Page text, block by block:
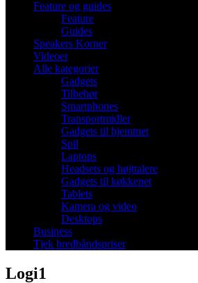
Feature og guides
Feature
Guides
Speakers Korner
Videoer
Alle kategorier
Gadgets
Tilbehør
Smartphones
Transportmidler
Gadgets til hjemmet
Spil
Laptops
Headsets og højttalere
Gadgets til køkkenet
Tablets
Kamera og video
Desktops
Business
Tjek bredbåndspriser
Logi1